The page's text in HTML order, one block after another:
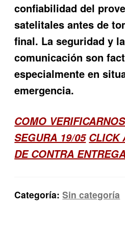
confiabilidad del
satelitales antes de
final. La seguridad y
comunicación son
especialmente en
emergencia.
COMO
SEGURA 19/05 CLICK
DE CONTRA
Categoría:Sin categoría